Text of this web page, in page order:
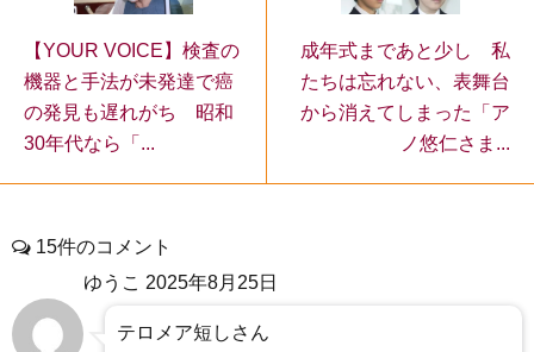
【YOUR VOICE】検査の
機器と手法が未発達で癌
の発見も遅れがち 昭和
30年代なら「...
成年式まであと少し 私
たちは忘れない、表舞台
から消えてしまった「ア
ノ悠仁さま...
15件のコメント
ゆうこ 2025年8月25日
テロメア短しさん